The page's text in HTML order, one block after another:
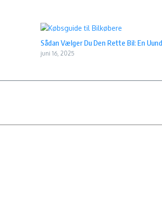
Sådan Vælger Du Den Rette Bil: En
juni 16, 2025